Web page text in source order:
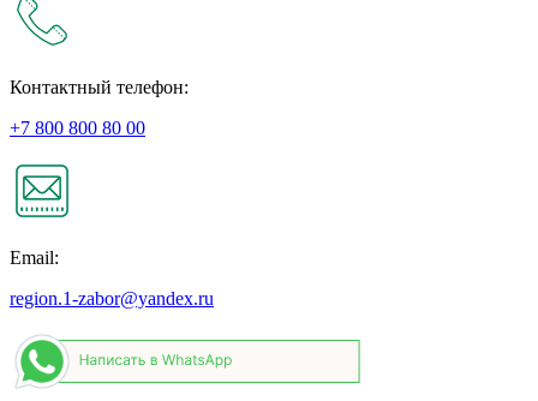
Контактный телефон:
+7 800 800 80 00
Email:
region.1-zabor@yandex.ru